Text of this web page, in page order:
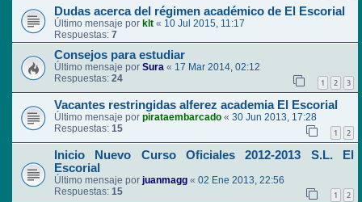
Dudas acerca del régimen académico de El Escorial
Último mensaje por klt « 10 Jul 2015, 11:17
Respuestas: 7
Consejos para estudiar
Último mensaje por Sura « 17 Mar 2014, 02:12
Respuestas: 24 1 2 3
Vacantes restringidas alferez academia El Escorial
Último mensaje por pirataembarcado « 30 Jun 2013, 17:28
Respuestas: 15 1 2
Inicio Nuevo Curso Oficiales 2012-2013 S.L. El
Escorial
Último mensaje por juanmagg « 02 Ene 2013, 22:56
Respuestas: 15 1 2